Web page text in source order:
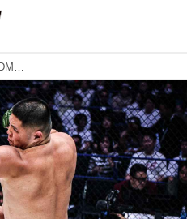
【試合結果】RIZIN LANDMARK 12 in KOBE 第7試合／貴賢神 vs. MAX吉田